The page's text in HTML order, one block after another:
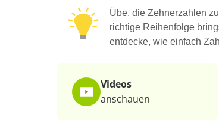
Übe, die Zehnerzahlen
richtige Reihenfolge
entdecke, wie einfach
Videos
anschauen